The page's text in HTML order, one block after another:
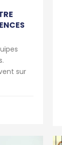
sur